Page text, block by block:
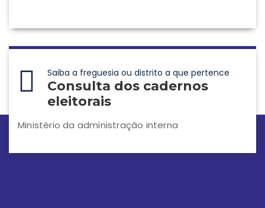
Saiba a freguesia ou distrito a que pertence
Consulta dos cadernos
eleitorais
Ministério da administração interna